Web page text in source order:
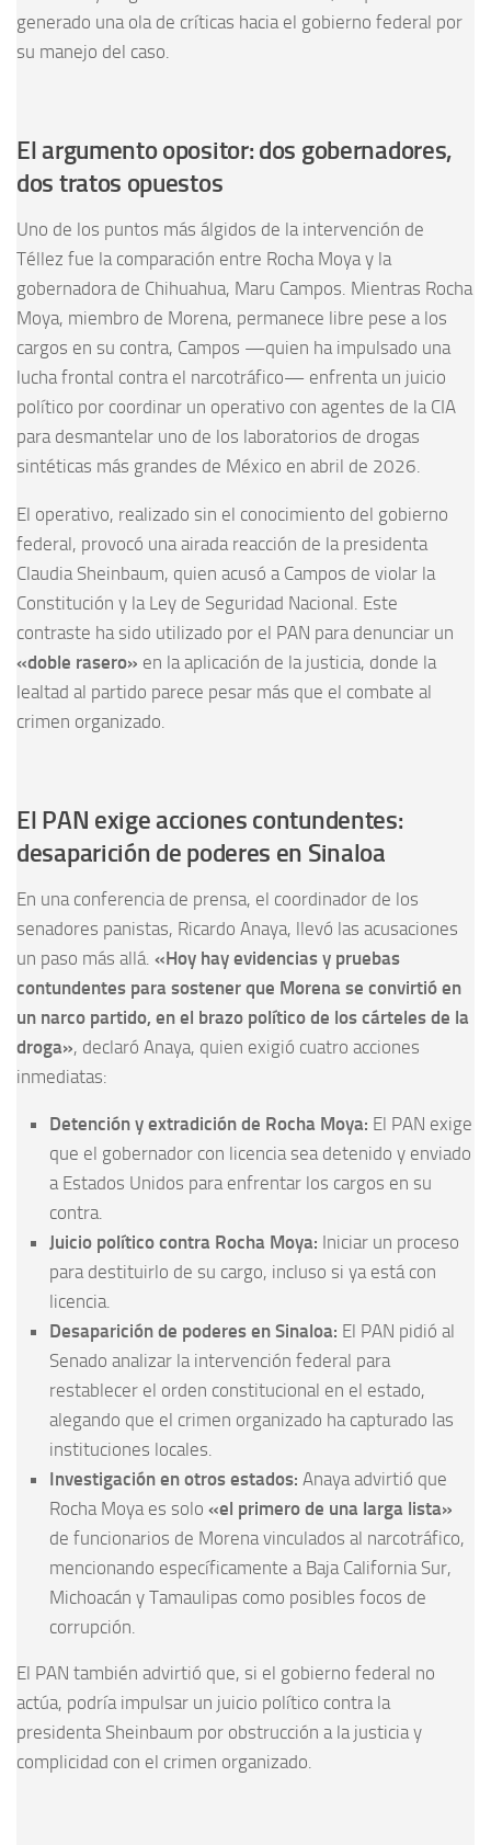
generado una ola de críticas hacia el gobierno federal por
su manejo del caso.
El argumento opositor: dos gobernadores,
dos tratos opuestos
Uno de los puntos más álgidos de la intervención de
Téllez fue la comparación entre Rocha Moya y la
gobernadora de Chihuahua, Maru Campos. Mientras Rocha
Moya, miembro de Morena, permanece libre pese a los
cargos en su contra, Campos —quien ha impulsado una
lucha frontal contra el narcotráfico— enfrenta un juicio
político por coordinar un operativo con agentes de la CIA
para desmantelar uno de los laboratorios de drogas
sintéticas más grandes de México en abril de 2026.
El operativo, realizado sin el conocimiento del gobierno
federal, provocó una airada reacción de la presidenta
Claudia Sheinbaum, quien acusó a Campos de violar la
Constitución y la Ley de Seguridad Nacional. Este
contraste ha sido utilizado por el PAN para denunciar un
«doble rasero» en la aplicación de la justicia, donde la
lealtad al partido parece pesar más que el combate al
crimen organizado.
El PAN exige acciones contundentes:
desaparición de poderes en Sinaloa
En una conferencia de prensa, el coordinador de los
senadores panistas, Ricardo Anaya, llevó las acusaciones
un paso más allá. «Hoy hay evidencias y pruebas
contundentes para sostener que Morena se convirtió en
un narco partido, en el brazo político de los cárteles de la
droga», declaró Anaya, quien exigió cuatro acciones
inmediatas:
Detención y extradición de Rocha Moya: El PAN exige
que el gobernador con licencia sea detenido y enviado
a Estados Unidos para enfrentar los cargos en su
contra.
Juicio político contra Rocha Moya: Iniciar un proceso
para destituirlo de su cargo, incluso si ya está con
licencia.
Desaparición de poderes en Sinaloa: El PAN pidió al
Senado analizar la intervención federal para
restablecer el orden constitucional en el estado,
alegando que el crimen organizado ha capturado las
instituciones locales.
Investigación en otros estados: Anaya advirtió que
Rocha Moya es solo «el primero de una larga lista»
de funcionarios de Morena vinculados al narcotráfico,
mencionando específicamente a Baja California Sur,
Michoacán y Tamaulipas como posibles focos de
corrupción.
El PAN también advirtió que, si el gobierno federal no
actúa, podría impulsar un juicio político contra la
presidenta Sheinbaum por obstrucción a la justicia y
complicidad con el crimen organizado.